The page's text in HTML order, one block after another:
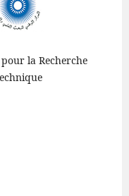
la Recherche